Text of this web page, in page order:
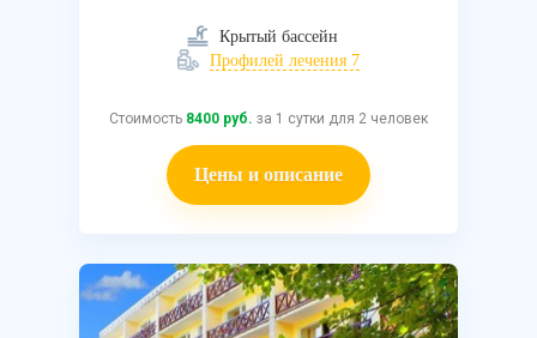
Крытый бассейн
Профилей лечения 7
Стоимость 8400 руб. за 1 сутки для 2 человек
Цены и описание